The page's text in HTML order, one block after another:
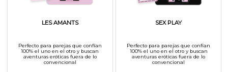
LES AMANTS
Perfecto para parejas que confían
100% el uno en el otro y buscan
aventuras eróticas fuera de lo
convencional
SEX PLAY
Perfecto para parejas que confían
100% el uno en el otro y buscan
aventuras eróticas fuera de lo
convencional